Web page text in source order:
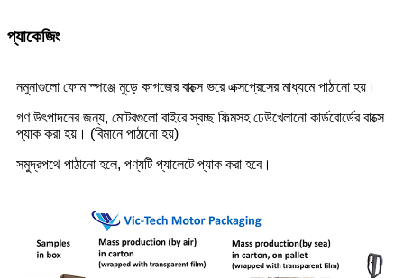
প্যাকেজিং
নমুনাগুলো ফোম স্পঞ্জে মুড়ে কাগজের বাক্সে ভরে এক্সপ্রেসের মাধ্যমে পাঠানো হয়।
গণ উৎপাদনের জন্য, মোটরগুলো বাইরে স্বচ্ছ ফিল্মসহ ঢেউখেলানো কার্ডবোর্ডের বাক্সে
প্যাক করা হয়। (বিমানে পাঠানো হয়)
সমুদ্রপথে পাঠানো হলে, পণ্যটি প্যালেটে প্যাক করা হবে।